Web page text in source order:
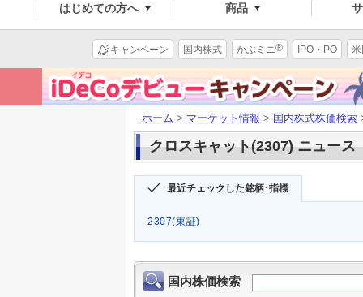
はじめての方へ 商品
キャンペーン 国内株式 かぶミニ® IPO・PO
ホーム > マーケット情報 > 国内株式株価検索
クロスキャット(2307) ニュース
最近チェックした銘柄･指標
2307(東証)